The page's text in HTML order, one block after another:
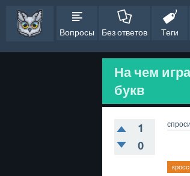
Вопросы Без ответов Теги
На чем
букв
1
0